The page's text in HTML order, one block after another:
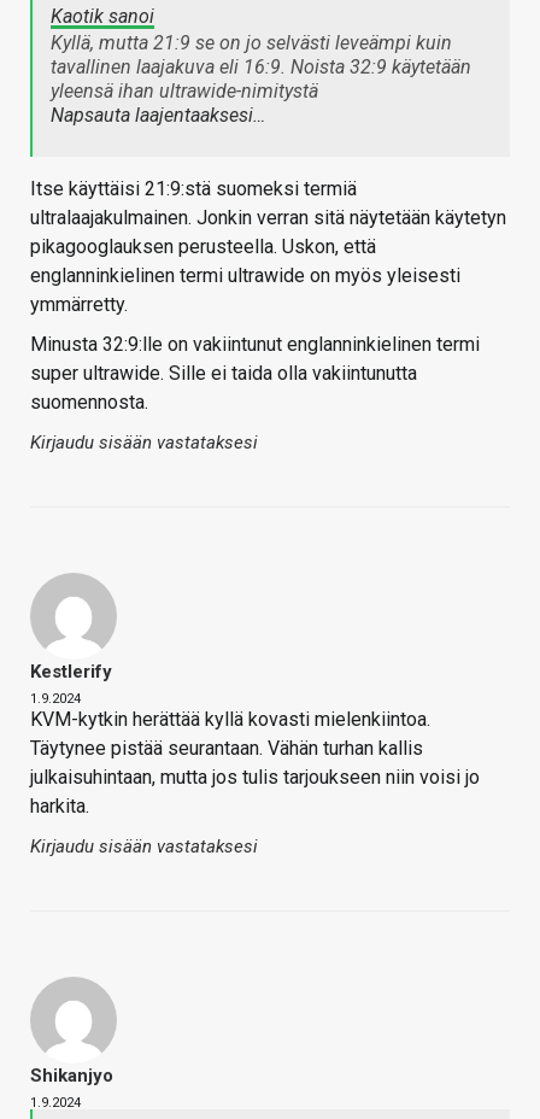
Kaotik sanoi
Kyllä, mutta 21:9 se on jo selvästi leveämpi kuin
tavallinen laajakuva eli 16:9. Noista 32:9 käytetään
yleensä ihan ultrawide-nimitystä
Napsauta laajentaaksesi…
Itse käyttäisi 21:9:stä suomeksi termiä
ultralaajakulmainen. Jonkin verran sitä näytetään käytetyn
pikagooglauksen perusteella. Uskon, että
englanninkielinen termi ultrawide on myös yleisesti
ymmärretty.
Minusta 32:9:lle on vakiintunut englanninkielinen termi
super ultrawide. Sille ei taida olla vakiintunutta
suomennosta.
Kirjaudu sisään vastataksesi
Kestlerify
1.9.2024
KVM-kytkin herättää kyllä kovasti mielenkiintoa.
Täytynee pistää seurantaan. Vähän turhan kallis
julkaisuhintaan, mutta jos tulis tarjoukseen niin voisi jo
harkita.
Kirjaudu sisään vastataksesi
Shikanjyo
1.9.2024